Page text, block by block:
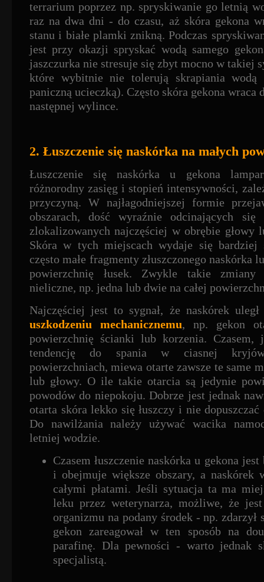
terrarium poprzez np. spryskiwanie go letnią
raz na dwa dni - do czasu, aż skóra gekona
stanu i białe plamki znikną. Podczas
jest przy okazji spryskać wodą samego
jaszczurka nie stresuje się zbyt mocno w takiej
które wybitnie nie tolerują skrapiania wodą
paniczną ucieczką). Często skóra gekona wraca
następnej wylince.
2. Łuszczenie się naskórka na małych
Łuszczenie się naskórka u gekona
różnorodny zasięg i stopień intensywności,
przyczyną. W najłagodniejszej formie
obszarach, dość wyraźnie odcinających
zlokalizowanych najczęściej w obrębie głowy
Skóra w tych miejscach wydaje się bardziej
często małe fragmenty złuszczonego naskórka
powierzchnię łusek. Zwykle takie zmiany
nieliczne, np. jedna lub dwie na całej
Najczęściej jest to sygnał, że naskórek
uszkodzeniu mechanicznemu, np. gekon
powierzchnię ścianki lub korzenia. Czasem,
tendencję do spania w ciasnej
powierzchniach, miewa otarte zawsze te same
lub głowy. O ile takie otarcia są jedynie
powodów do niepokoju. Dobrze jest jednak
otarta skóra lekko się łuszczy i nie
Do nawilżania należy używać wacika
letniej wodzie.
Czasem łuszczenie naskórka u gekona
i obejmuje większe obszary, a naskórek
całymi płatami. Jeśli sytuacja ta ma
leku przez weterynarza, możliwe, że
organizmu na podany środek - np. zdarzył
gekon zareagował w ten sposób na
parafinę. Dla pewności - warto jednak
specjalistą.